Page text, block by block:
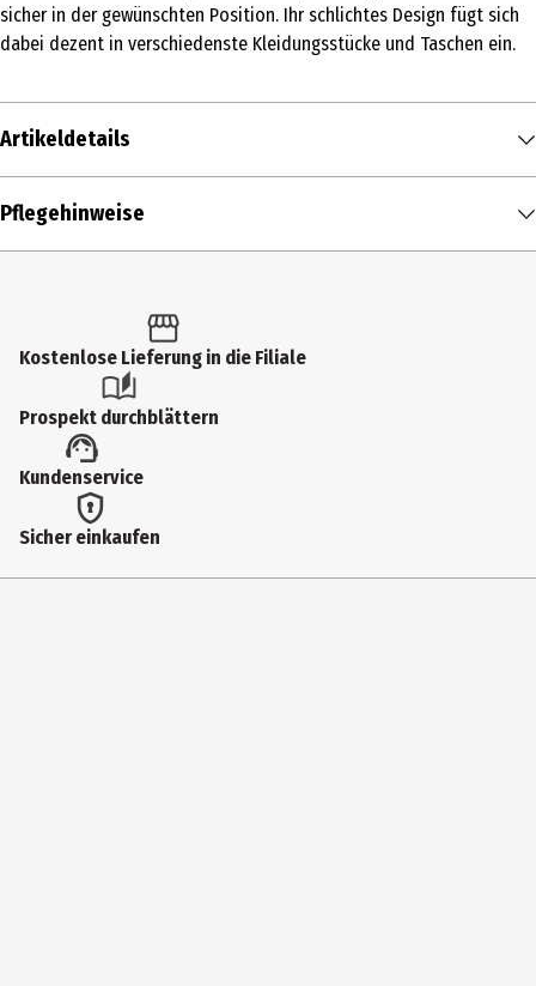
sicher in der gewünschten Position. Ihr schlichtes Design fügt sich
dabei dezent in verschiedenste Kleidungsstücke und Taschen ein.
Artikeldetails
Inhalt
Farbe
Lieferumfang
2 Knöpfe
Materialdetails
Pflegehinweise
Kostenlose Lieferung in die Filiale
Prospekt durchblättern
Kundenservice
Sicher einkaufen